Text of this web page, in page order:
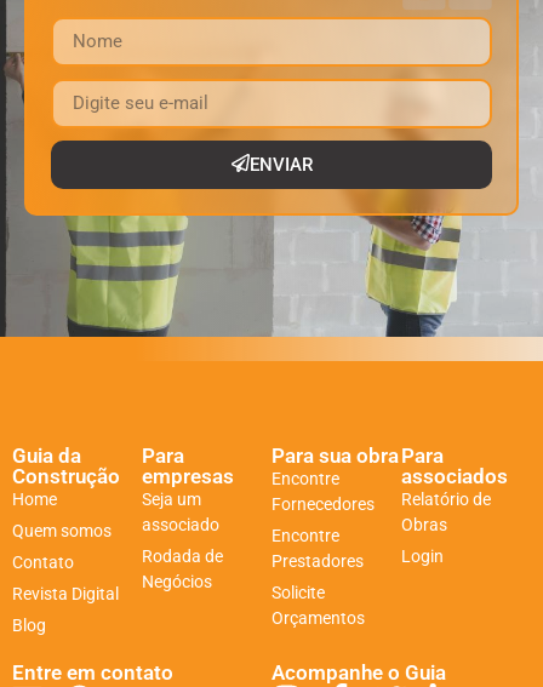
ENVIAR
Guia da
Construção
Home
Quem somos
Contato
Revista Digital
Blog
Para
empresas
Seja um
associado
Rodada de
Negócios
Para sua obra
Encontre
Fornecedores
Encontre
Prestadores
Solicite
Orçamentos
Para
associados
Relatório de
Obras
Login
Entre em contato Acompanhe o Guia